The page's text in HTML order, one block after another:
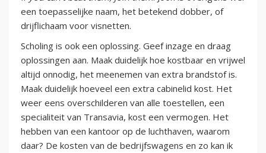
een toepasselijke naam, het betekend dobber, of
drijflichaam voor visnetten.
Scholing is ook een oplossing. Geef inzage en draag
oplossingen aan. Maak duidelijk hoe kostbaar en vrijwel
altijd onnodig, het meenemen van extra brandstof is.
Maak duidelijk hoeveel een extra cabinelid kost. Het
weer eens overschilderen van alle toestellen, een
specialiteit van Transavia, kost een vermogen. Het
hebben van een kantoor op de luchthaven, waarom
daar? De kosten van de bedrijfswagens en zo kan ik